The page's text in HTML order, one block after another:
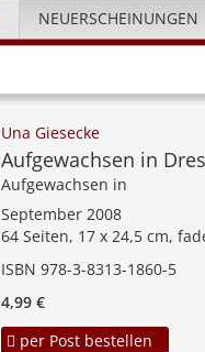
NEUERSCHEINUNGEN
Una Giesecke
Aufgewachsen in
Aufgewachsen in
September 2008
64 Seiten, 17 x 24,5 cm,
ISBN 978-3-8313-1860-5
4,99 €
per Post bestellen